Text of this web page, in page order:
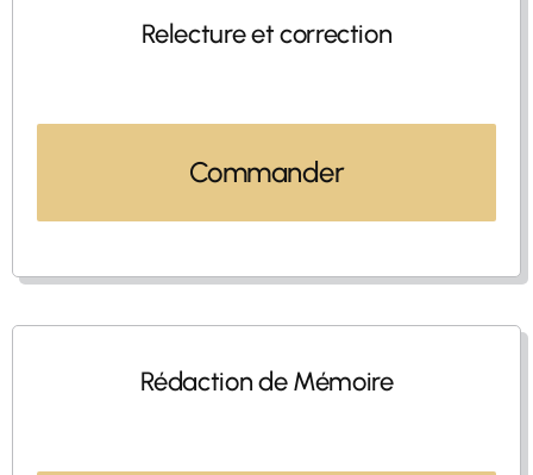
Relecture et correction
Commander
Rédaction de Mémoire